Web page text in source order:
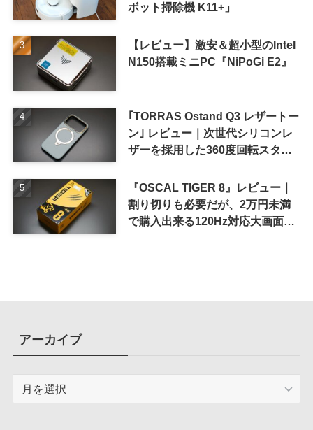
ボット掃除機 K11+」
【レビュー】激安＆超小型のIntel
N150搭載ミニPC『NiPoGi E2』
｢TORRAS Ostand Q3 レザートー
ン｣ レビュー｜次世代シリコンレ
ザーを採用した360度回転スタン
『OSCAL TIGER 8』レビュー｜
割り切りも必要だが、2万円未満
で購入出来る120Hz対応大画面ス
アーカイブ